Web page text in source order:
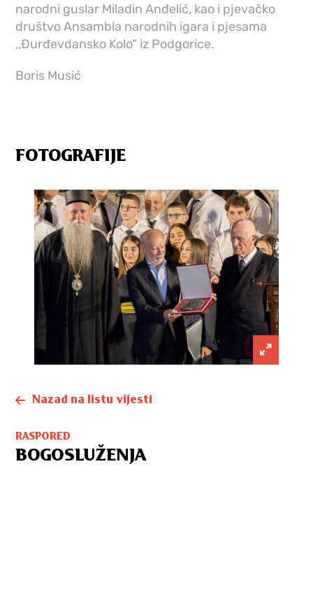
narodni guslar Miladin Anđelić, kao i pjevačko
društvo Ansambla narodnih igara i pjesama
,,Đurđevdansko Kolo“ iz Podgorice.
Boris Musić
FOTOGRAFIJE
Nazad na listu vijesti
RASPORED
BOGOSLUŽENJA